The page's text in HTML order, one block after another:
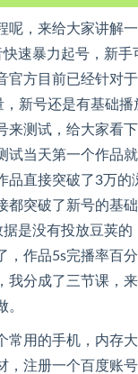
呢，来给大家讲解
快速暴力起号，新手
官方目前已经针对
，新号还是有基础播
来测试，给大家看
试当天第一个作品
品直接突破了3万的
都突破了新号的基础
是没有投放豆荚的
，作品5s完播率百
我分成了三节课，
。
常用的手机，内存
，注册一个百度账